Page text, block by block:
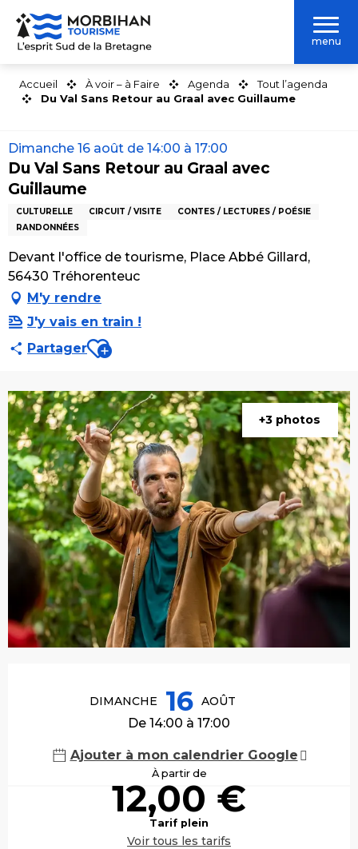
Aller
contenu
menu
Accueil À voir – à Faire Agenda
Tout l’agenda
Du Val Sans Retour au Graal avec Guillaume
Dimanche 16 août de 14:00 à 17:00
Du Val Sans Retour au Graal avec
Guillaume
CULTURELLE CIRCUIT / VISITE
CONTES / LECTURES / POÉSIE
RANDONNÉES
Devant l'office de tourisme, Place Abbé Gillard,
56430 Tréhorenteuc
M'y rendre
J'y vais en train !
PartagerAjouter aux favoris
+3 photos
DIMANCHE 16 AOÛT
De 14:00 à 17:00
Ajouter à mon calendrier Google
À partir de
12,00 €
Tarif plein
Voir tous les tarifs